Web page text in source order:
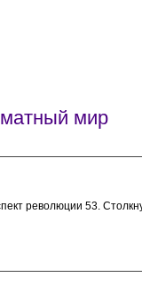
мир
революции 53.